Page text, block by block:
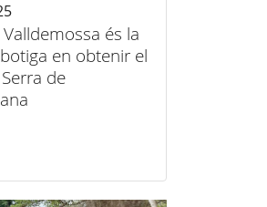
és la
en obtenir el
de